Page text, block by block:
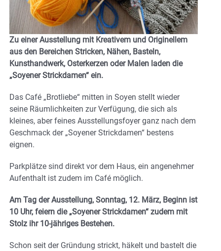
Zu einer Ausstellung mit Kreativem und Originellem
aus den Bereichen Stricken, Nähen, Basteln,
Kunsthandwerk, Osterkerzen oder Malen laden die
„Soyener Strickdamen“ ein.
Das Café „Brotliebe“ mitten in Soyen stellt wieder
seine Räumlichkeiten zur Verfügung, die sich als
kleines, aber feines Ausstellungsfoyer ganz nach dem
Geschmack der „Soyener Strickdamen“ bestens
eignen.
Parkplätze sind direkt vor dem Haus, ein angenehmer
Aufenthalt ist zudem im Café möglich.
Am Tag der Ausstellung, Sonntag, 12. März, Beginn ist
10 Uhr, feiern die „Soyener Strickdamen“ zudem mit
Stolz ihr 10-jähriges Bestehen.
Schon seit der Gründung strickt, häkelt und bastelt die